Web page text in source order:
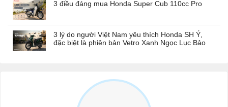
3 điều đáng mua Honda Super Cub 110cc Pro
3 lý do người Việt Nam yêu thích Honda SH Ý,
đặc biệt là phiên bản Vetro Xanh Ngọc Lục Bảo